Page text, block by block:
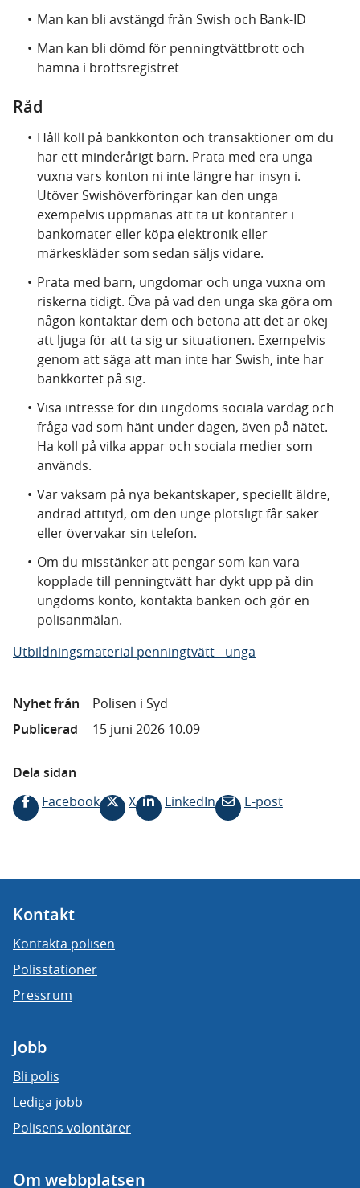
Man kan bli avstängd från Swish och Bank-ID
Man kan bli dömd för penningtvättbrott och
hamna i brottsregistret
Råd
Håll koll på bankkonton och transaktioner om du
har ett minderårigt barn. Prata med era unga
vuxna vars konton ni inte längre har insyn i.
Utöver Swishöverföringar kan den unga
exempelvis uppmanas att ta ut kontanter i
bankomater eller köpa elektronik eller
märkeskläder som sedan säljs vidare.
Prata med barn, ungdomar och unga vuxna om
riskerna tidigt. Öva på vad den unga ska göra om
någon kontaktar dem och betona att det är okej
att ljuga för att ta sig ur situationen. Exempelvis
genom att säga att man inte har Swish, inte har
bankkortet på sig.
Visa intresse för din ungdoms sociala vardag och
fråga vad som hänt under dagen, även på nätet.
Ha koll på vilka appar och sociala medier som
används.
Var vaksam på nya bekantskaper, speciellt äldre,
ändrad attityd, om den unge plötsligt får saker
eller övervakar sin telefon.
Om du misstänker att pengar som kan vara
kopplade till penningtvätt har dykt upp på din
ungdoms konto, kontakta banken och gör en
polisanmälan.
Utbildningsmaterial penningtvätt - unga
Nyhet från
Polisen i Syd
Publicerad
15 juni 2026 10.09
Dela sidan
Facebook
X LinkedIn E-post
Kontakt
Kontakta polisen
Polisstationer
Pressrum
Jobb
Bli polis
Lediga jobb
Polisens volontärer
Om webbplatsen